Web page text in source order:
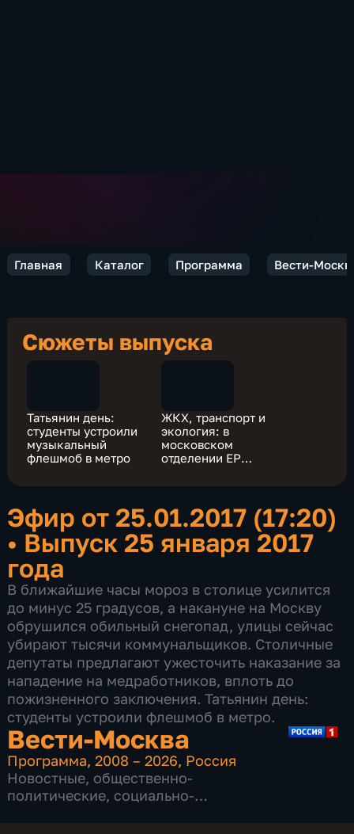
Главная Каталог Программа Вести-
Сюжеты выпуска
Татьянин день:
студенты устроили
музыкальный
флешмоб в метро
ЖКХ, транспорт и
экология: в
московском
отделении ЕР
Эфир от 25.01.2017 (17:20)
• Выпуск 25 января 2017
года
В ближайшие часы мороз в столице усилится
до минус 25 градусов, а накануне на Москву
обрушился обильный снегопад, улицы сейчас
убирают тысячи коммунальщиков. Столичные
депутаты предлагают ужесточить наказание за
нападение на медработников, вплоть до
пожизненного заключения. Татьянин день:
студенты устроили флешмоб в метро.
Вести-Москва
Программа,2008 – 2026, Россия
Новостные, общественно-
политические, социально-